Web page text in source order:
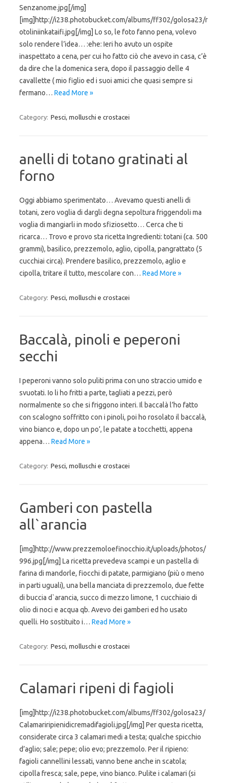
Senzanome.jpg[/img]
[img]http://i238.photobucket.com/albums/ff302/golosa23/r
otoliniinkataifi.jpg[/img] Lo so, le foto fanno pena, volevo
solo rendere l’idea… :ehe: Ieri ho avuto un ospite
inaspettato a cena, per cui ho fatto ciò che avevo in casa, c’è
da dire che la domenica sera, dopo il passaggio delle 4
cavallette ( mio figlio ed i suoi amici che quasi sempre si
fermano… Read More »
Category: Pesci, molluschi e crostacei
anelli di totano gratinati al
forno
Oggi abbiamo sperimentato… Avevamo questi anelli di
totani, zero voglia di dargli degna sepoltura friggendoli ma
voglia di mangiarli in modo sfiziosetto… Cerca che ti
ricarca… Trovo e provo sta ricetta Ingredienti: totani (ca. 500
grammi), basilico, prezzemolo, aglio, cipolla, pangrattato (5
cucchiai circa). Prendere basilico, prezzemolo, aglio e
cipolla, tritare il tutto, mescolare con… Read More »
Category: Pesci, molluschi e crostacei
Baccalà, pinoli e peperoni
secchi
I peperoni vanno solo puliti prima con uno straccio umido e
svuotati. Io li ho fritti a parte, tagliati a pezzi, però
normalmente so che si friggono interi. Il baccalà l’ho fatto
con scalogno soffritto con i pinoli, poi ho rosolato il baccalà,
vino bianco e, dopo un po’, le patate a tocchetti, appena
appena… Read More »
Category: Pesci, molluschi e crostacei
Gamberi con pastella
all`arancia
[img]http://www.prezzemoloefinocchio.it/uploads/photos/
996.jpg[/img] La ricetta prevedeva scampi e un pastella di
farina di mandorle, fiocchi di patate, parmigiano (più o meno
in parti uguali), una bella manciata di prezzemolo, due fette
di buccia d`arancia, succo di mezzo limone, 1 cucchiaio di
olio di noci e acqua qb. Avevo dei gamberi ed ho usato
quelli. Ho sostituito i… Read More »
Category: Pesci, molluschi e crostacei
Calamari ripeni di fagioli
[img]http://i238.photobucket.com/albums/ff302/golosa23/
Calamariripienidicremadifagioli.jpg[/img] Per questa ricetta,
considerate circa 3 calamari medi a testa; qualche spicchio
d’aglio; sale; pepe; olio evo; prezzemolo. Per il ripieno:
fagioli cannellini lessati, vanno bene anche in scatola;
cipolla fresca; sale, pepe, vino bianco. Pulite i calamari (si